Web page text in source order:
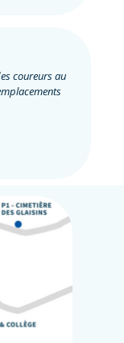
coureurs au